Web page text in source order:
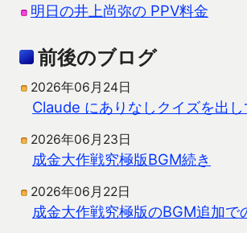
明日の井上尚弥の PPV料金
前後のブログ
2026年06月24日
Claude にありなしクイズを出し
2026年06月23日
成金大作戦究極版BGM続き
2026年06月22日
成金大作戦究極版のBGM追加で